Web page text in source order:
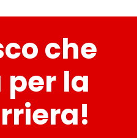
che
la